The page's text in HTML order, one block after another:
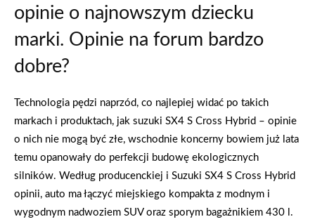
opinie o najnowszym dziecku
marki. Opinie na forum bardzo
dobre?
Technologia pędzi naprzód, co najlepiej widać po takich
markach i produktach, jak suzuki SX4 S Cross Hybrid – opinie
o nich nie mogą być złe, wschodnie koncerny bowiem już lata
temu opanowały do perfekcji budowę ekologicznych
silników. Według producenckiej i Suzuki SX4 S Cross Hybrid
opinii, auto ma łączyć miejskiego kompakta z modnym i
wygodnym nadwoziem SUV oraz sporym bagażnikiem 430 l.